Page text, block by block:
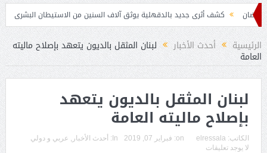
كشف أثرى جديد بالدقهلية يوثق آلاف السنين من الاستيطان البشرى اتحاد الكرة
الرئيسية أحدث الأخبار لبنان المثقل بالديون يتعهد بإصلاح ماليته
العامة
لبنان المثقل بالديون يتعهد
بإصلاح ماليته العامة
الكاتب: elressala
on: فبراير 07, 2019 In: أحدث الأخبار
عربي و دولي
لا يوجد تعليقات